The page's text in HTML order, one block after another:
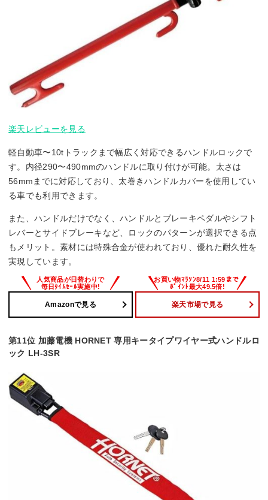
楽天レビューを見る
軽自動車〜10tトラックまで幅広く対応できるハンドルロックで
す。内径290〜490mmのハンドルに取り付けが可能。太さは
56mmまでに対応しており、太巻きハンドルカバーを使用してい
る車でも利用できます。
また、ハンドルだけでなく、ハンドルとブレーキペダルやシフト
レバーとサイドブレーキなど、ロックのパターンが選択できる点
もメリット。素材には特殊合金が使われており、優れた耐久性を
実現しています。
Amazonで見る 楽天市場で見る
第11位 加藤電機 HORNET 専用キータイプワイヤー式ハンドルロ
ック LH-3SR